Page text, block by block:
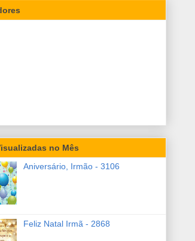
no Mês
Aniversário, Irmão - 3106
Feliz Natal Irmã - 2868